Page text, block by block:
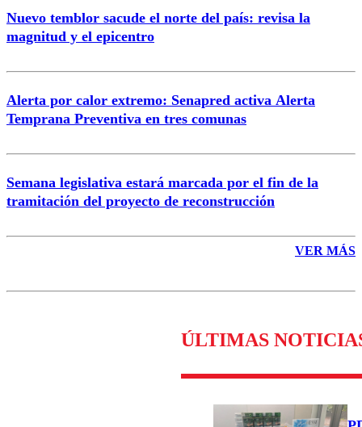
Nuevo temblor sacude el norte del país: revisa la
magnitud y el epicentro
Alerta por calor extremo: Senapred activa Alerta
Temprana Preventiva en tres comunas
Semana legislativa estará marcada por el fin de la
tramitación del proyecto de reconstrucción
VER MÁS
ÚLTIMAS